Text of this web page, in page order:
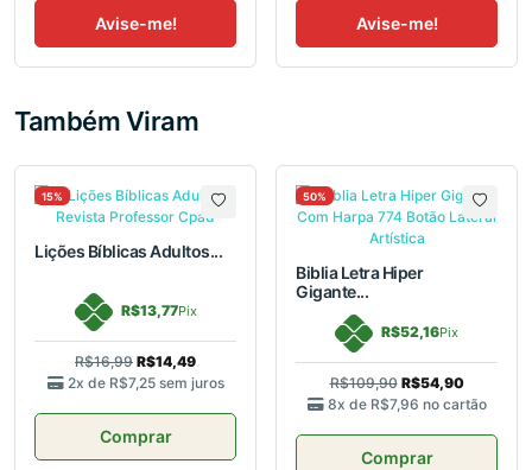
Avise-me! Avise-me!
Também Viram
15%
Lições Bíblicas Adultos...
R$13,77Pix
R$16,99 R$14,49
2x de R$7,25 sem juros
Comprar
50%
Biblia Letra Hiper
Gigante...
R$52,16Pix
R$109,90 R$54,90
8x de R$7,96 no cartão
Comprar